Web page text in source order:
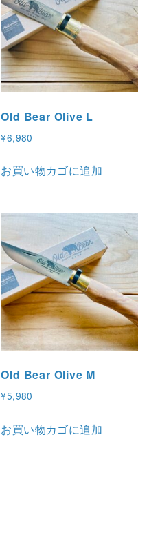
Old Bear Olive L
¥6,980
お買い物カゴに追加
Old Bear Olive M
¥5,980
お買い物カゴに追加